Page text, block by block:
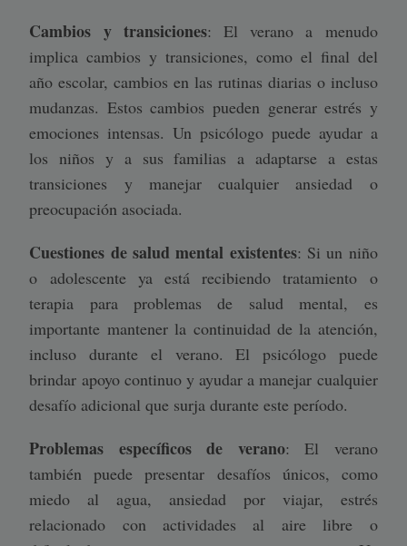
Cambios y transiciones: El verano a menudo
implica cambios y transiciones, como el final del
año escolar, cambios en las rutinas diarias o incluso
mudanzas. Estos cambios pueden generar estrés y
emociones intensas. Un psicólogo puede ayudar a
los niños y a sus familias a adaptarse a estas
transiciones y manejar cualquier ansiedad o
preocupación asociada.
Cuestiones de salud mental existentes: Si un niño
o adolescente ya está recibiendo tratamiento o
terapia para problemas de salud mental, es
importante mantener la continuidad de la atención,
incluso durante el verano. El psicólogo puede
brindar apoyo continuo y ayudar a manejar cualquier
desafío adicional que surja durante este período.
Problemas específicos de verano: El verano
también puede presentar desafíos únicos, como
miedo al agua, ansiedad por viajar, estrés
relacionado con actividades al aire libre o